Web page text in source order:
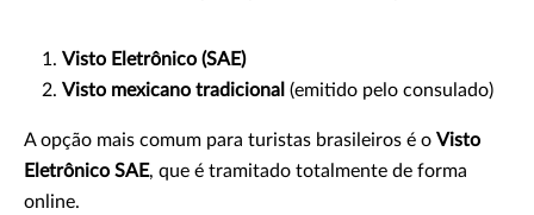
Visto Eletrônico (SAE)
Visto mexicano tradicional (emitido pelo consulado)
A opção mais comum para turistas brasileiros é o Visto
Eletrônico SAE, que é tramitado totalmente de forma
online.